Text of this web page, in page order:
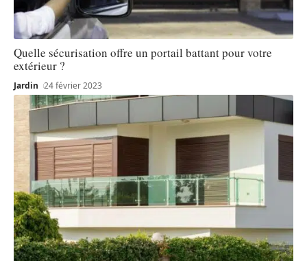
Quelle sécurisation offre un portail battant pour votre
extérieur ?
Jardin 24 février 2023